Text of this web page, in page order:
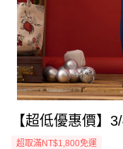
【超低優惠價】
超取滿NT$1,800免運